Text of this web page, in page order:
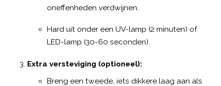
oneffenheden verdwijnen.
Hard uit onder een UV-lamp (2 minuten) of
LED-lamp (30-60 seconden).
Extra versteviging (optioneel):
Breng een tweede, iets dikkere laag aan als